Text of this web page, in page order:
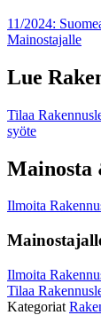
11/2024:
Mainostajalle
Lue
Tilaa
syöte
Ilmoita
Ilmoita
Tilaa
Kategoriat